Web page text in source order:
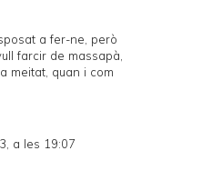
a fer-ne, però
farcir de massapà,
meitat, quan i com
a les 19:07